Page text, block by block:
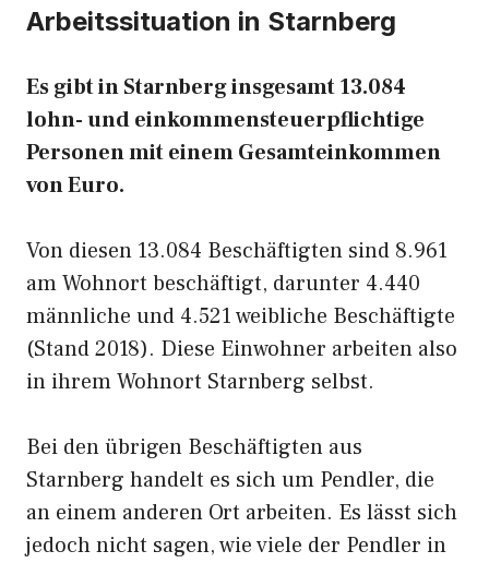
Arbeitssituation in Starnberg
Es gibt in Starnberg insgesamt 13.084
lohn- und einkommensteuerpflichtige
Personen mit einem Gesamteinkommen
von Euro.
Von diesen 13.084 Beschäftigten sind 8.961
am Wohnort beschäftigt, darunter 4.440
männliche und 4.521 weibliche Beschäftigte
(Stand 2018). Diese Einwohner arbeiten also
in ihrem Wohnort Starnberg selbst.
Bei den übrigen Beschäftigten aus
Starnberg handelt es sich um Pendler, die
an einem anderen Ort arbeiten. Es lässt sich
jedoch nicht sagen, wie viele der Pendler in